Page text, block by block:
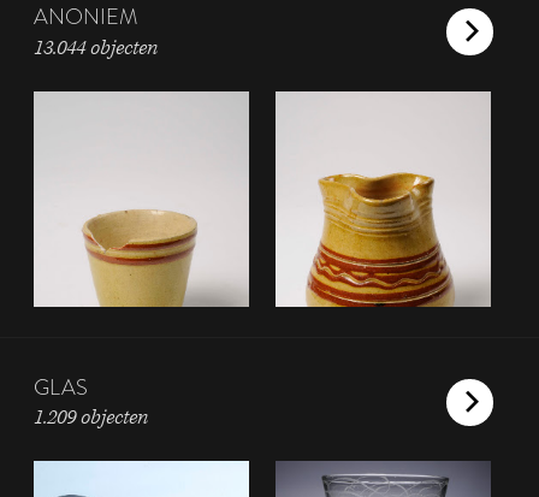
ANONIEM
13.044 objecten
GLAS
1.209 objecten